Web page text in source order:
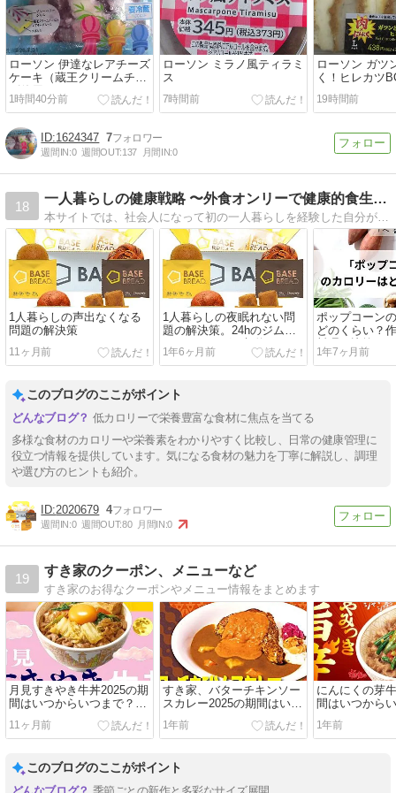
ローソン 伊達なレアチーズ
ケーキ（蔵王クリームチー
ズ使用）
1時間40分前
ローソン ミラノ風ティラミ
ス
7時間前
ローソン ガツ
く！ヒレカツ
19時間前
1624347 7
週間IN:0 週間OUT:137 月間IN:0
18
一人暮らしの健康戦略 〜外食オンリーで健康的食生活を送る方法
本サイトでは、社会人になって初の一人暮らしを経験した自分が、試行錯誤しながら見つけた、健康的な一人暮らしをするためのオススメの方法について紹介してきます。自炊なし外食のみでの健康的生活を目指すので、多忙な人や面倒くさがりな人にオススメ。
1人暮らしの声出なくなる
問題の解決策
11ヶ月前
1人暮らしの夜眠れない問
題の解決策。24hのジムと
コワーキングを契約したら
深夜の自由度を得た。
1年6ヶ月前
ポップコーン
どのくらい？
料理を比較し
1年7ヶ月前
このブログのここがポイント
低カロリーで栄養豊富な食材に焦点を当てる
多様な食材のカロリーや栄養素をわかりやすく比較し、日常の健康管理に
役立つ情報を提供しています。気になる食材の魅力を丁寧に解説し、調理
や選び方のヒントも紹介。
2020679 4
週間IN:0 週間OUT:80 月間IN:0
19
すき家のクーポン、メニューなど
すき家のお得なクーポンやメニュー情報をまとめます
月見すきやき牛丼2025の期
間はいつからいつまで？ク
ーポンやスキパス、テイク
アウト、売り切れ情報も
11ヶ月前
すき家、バターチキンソー
スカレー2025の期間はいつ
からいつまで？
1年前
にんにくの芽
間はいつから
1年前
このブログのここがポイント